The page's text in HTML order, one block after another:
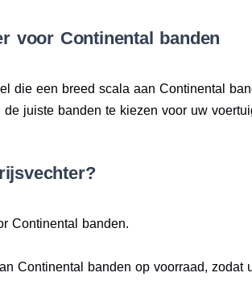
voor Continental banden
die een breed scala aan Continental
juiste banden te kiezen voor uw
Continental banden.
Continental banden op voorraad, zodat